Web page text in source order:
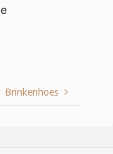
Brinkenhoes